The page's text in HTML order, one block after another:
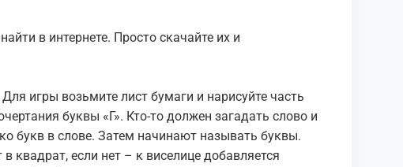
в интернете. Просто скачайте их и
игры возьмите лист бумаги и нарисуйте часть
буквы «Г». Кто-то должен загадать слово и
букв в слове. Затем начинают называть буквы.
квадрат, если нет – к виселице добавляется